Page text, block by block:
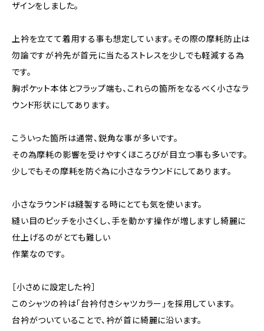
ザインをしました。
上衿を立てて着用する事も想定しています。その際の摩耗防止は
勿論ですが衿先が首元に当たるストレスを少しでも軽減する為
です。
胸ポケット本体とフラップ端も、これらの箇所をなるべく小さなラ
ウンド形状にしてあります。
こういった箇所は通常、鋭角な事が多いです。
その為摩耗の影響を受けやすくほころびが目立つ事も多いです。
少しでもその摩耗を防ぐ為に小さなラウンドにしてあります。
小さなラウンドは縫製する時にとても気を使います。
縫い目のピッチを小さくし、手を動かす操作が増しますし綺麗に
仕上げるのがとても難しい
作業なのです。
［小さめに設定した衿］
このシャツの衿は「台衿付きシャツカラー」を採用しています。
台衿がついていることで、衿が首に綺麗に沿います。